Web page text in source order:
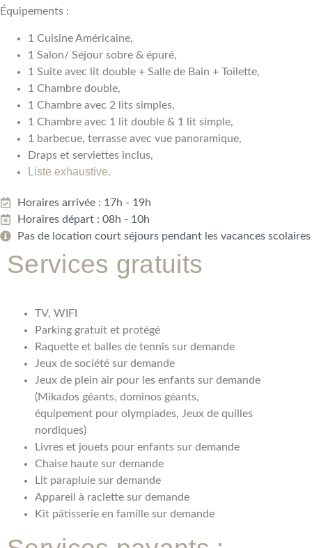
Équipements :
1 Cuisine Américaine,
1 Salon/ Séjour sobre & épuré,
1 Suite avec lit double + Salle de Bain + Toilette,
1 Chambre double,
1 Chambre avec 2 lits simples,
1 Chambre avec 1 lit double & 1 lit simple,
1 barbecue, terrasse avec vue panoramique,
Draps et serviettes inclus,
Liste exhaustive.
Horaires arrivée : 17h - 19h
Horaires départ : 08h - 10h
Pas de location court séjours pendant les vacances scolaires
Services gratuits
TV, WIFI
Parking gratuit et protégé
Raquette et balles de tennis sur demande
Jeux de société sur demande
Jeux de plein air pour les enfants sur demande
(Mikados géants, dominos géants,
équipement pour olympiades, Jeux de quilles
nordiques)
Livres et jouets pour enfants sur demande
Chaise haute sur demande
Lit parapluie sur demande
Appareil à raclette sur demande
Kit pâtisserie en famille sur demande